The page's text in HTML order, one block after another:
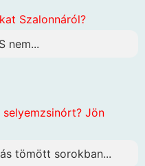
Szalonnáról?
nem...
Jön
tömött sorokban...